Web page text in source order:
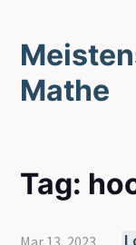
Mathe
Tag:
Mar 13, 2023